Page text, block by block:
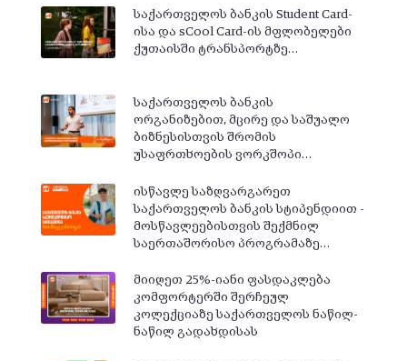
საქართველოს ბანკის Student Card-
ისა და sCool Card-ის მფლობელები
ქუთაისში ტრანსპორტზე…
საქართველოს ბანკის
ორგანიზებით, მცირე და საშუალო
ბიზნესისთვის შრომის
უსაფრთხოების ვორკშოპი…
ისწავლე საზღვარგარეთ
საქართველოს ბანკის სტიპენდიით -
მოსწავლეებისთვის შექმნილ
საერთაშორისო პროგრამაზე…
მიიღეთ 25%-იანი ფასდაკლება
კომფორტერში შერჩეულ
კოლექციაზე საქართველოს ნაწილ-
ნაწილ გადახდისას